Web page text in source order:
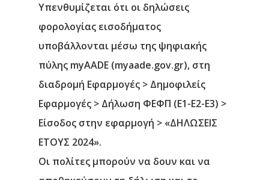
Υπενθυμίζεται ότι οι δηλώσεις
φορολογίας εισοδήματος
υποβάλλονται μέσω της ψηφιακής
πύλης myAADE (myaade.gov.gr), στη
διαδρομή Εφαρμογές > Δημοφιλείς
Εφαρμογές > Δήλωση ΦΕΦΠ (Ε1-Ε2-Ε3) >
Είσοδος στην εφαρμογή > «ΔΗΛΩΣΕΙΣ
ΕΤΟΥΣ 2024».
Οι πολίτες μπορούν να δουν και να